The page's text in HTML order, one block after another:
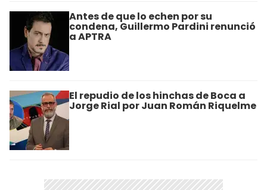
Antes de que lo echen por su
condena, Guillermo Pardini renunció
a APTRA
El repudio de los hinchas de Boca a
Jorge Rial por Juan Román Riquelme